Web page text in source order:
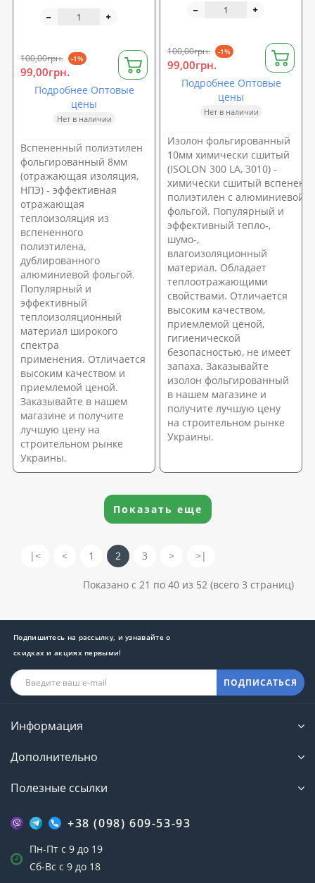
100,00грн. -1%
99,00грн.
Подробнее Оптовые
цены
Нет в наличии
Вспененный полиэтилен
фольгированный 8мм
(отражающая изоляция,
НПЭ) - эффективная
отражающая
теплоизоляция из
вспененного
полиэтилена,
дублированного
алюминиевой фольгой.
Популярный и
эффективный
теплоизоляционный
материал широкого
спектра
применения. Отличается
высоким качеством и
приемлемой ценой.
Заказывайте в нашем
магазине и получите
лучшую цену на
строительном рынке
Украины.
100,00грн. -1%
99,00грн.
Подробнее Оптовые
цены
Нет в наличии
Изолон фольгированный
10мм химически сшитый
(ISOLON 300 LA, 3010) -
химически сшитый
полиэтилен с алюминиевой
фольгой. Популярный и
эффективный тепло-,
шумо-,
влагоизоляционный
материал. Обладает
теплоотражающими
свойствами. Отличается
высоким качеством,
приемлемой ценой,
гигиенической
безопасностью, не имеет
запаха. Заказывайте
изолон фольгированный
в нашем магазине и
получите лучшую цену
на строительном рынке
Украины.
Показать еще
|< < 1 2 3 > >|
Показано с 21 по 40 из 52 (всего 3 страниц)
Подпишитесь на рассылку, и узнавайте о
скидках и акциях первыми!
ПОДПИСАТЬСЯ
Информация
Дополнительно
Полезные ссылки
+38 (098) 609-53-93
Пн-Пт с 9 до 19
Сб-Вс с 9 до 18